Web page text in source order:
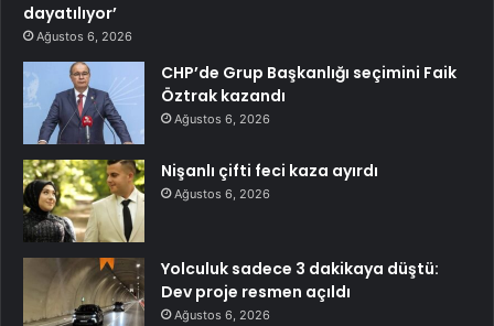
dayatılıyor’
Ağustos 6, 2026
CHP’de Grup Başkanlığı seçimini Faik
Öztrak kazandı
Ağustos 6, 2026
Nişanlı çifti feci kaza ayırdı
Ağustos 6, 2026
Yolculuk sadece 3 dakikaya düştü:
Dev proje resmen açıldı
Ağustos 6, 2026